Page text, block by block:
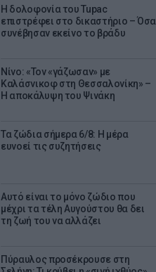
Η δολοφονία του Tupac
επιστρέφει στο δικαστήριο – Όσα
συνέβησαν εκείνο το βράδυ
Νίνο: «Τον «γάζωσαν» με
Καλάσνικοφ στη Θεσσαλονίκη» –
Η αποκάλυψη του Ψινάκη
Τα ζώδια σήμερα 6/8: Η μέρα
ευνοεί τις συζητήσεις
Αυτό είναι το μόνο ζώδιο που
μέχρι τα τέλη Αυγούστου θα δει
τη ζωή του να αλλάζει
Πύραυλος προσέκρουσε στη